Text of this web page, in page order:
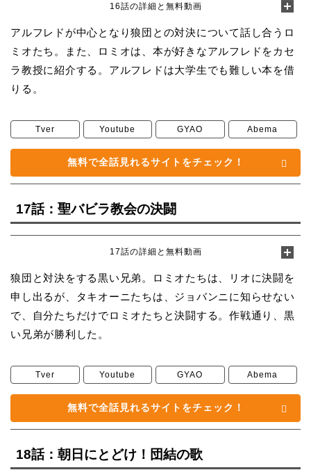
16話の詳細と無料動画
アルフレドが中心となり狼団との対決について話し合うロ
ミオたち。また、ロミオは、本が好きなアルフレドをカセ
ラ教授に紹介する。アルフレドは大学生でも難しい本を借
りる。
Tver Youtube GYAO Abema
無料で全話見れるサイトをチェック！
17話：聖バビラ教会の決闘
17話の詳細と無料動画
狼団と対決をする黒い兄弟。ロミオたちは、リオに決闘を
申し出るが、タキオーニたちは、ジョバンニに知らせない
で、自分たちだけでロミオたちと決闘する。作戦通り、黒
い兄弟が勝利した。
Tver Youtube GYAO Abema
無料で全話見れるサイトをチェック！
18話：朝日にとどけ！団結の歌